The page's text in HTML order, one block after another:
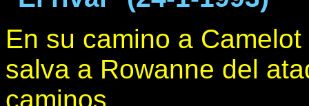
En su camino a
salva a Rowanne del
caminos.